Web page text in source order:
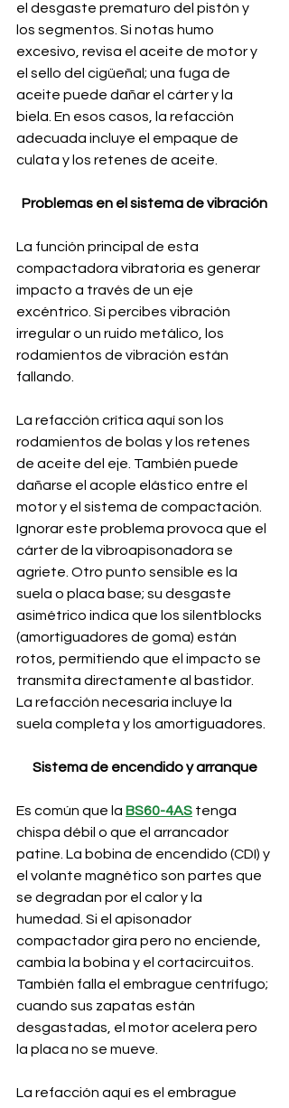
el desgaste prematuro del pistón y
los segmentos. Si notas humo
excesivo, revisa el aceite de motor y
el sello del cigüeñal; una fuga de
aceite puede dañar el cárter y la
biela. En esos casos, la refacción
adecuada incluye el empaque de
culata y los retenes de aceite.
Problemas en el sistema de vibración
La función principal de esta
compactadora vibratoria es generar
impacto a través de un eje
excéntrico. Si percibes vibración
irregular o un ruido metálico, los
rodamientos de vibración están
fallando.
La refacción crítica aquí son los
rodamientos de bolas y los retenes
de aceite del eje. También puede
dañarse el acople elástico entre el
motor y el sistema de compactación.
Ignorar este problema provoca que el
cárter de la vibroapisonadora se
agriete. Otro punto sensible es la
suela o placa base; su desgaste
asimétrico indica que los silentblocks
(amortiguadores de goma) están
rotos, permitiendo que el impacto se
transmita directamente al bastidor.
La refacción necesaria incluye la
suela completa y los amortiguadores.
Sistema de encendido y arranque
Es común que la BS60-4AS tenga
chispa débil o que el arrancador
patine. La bobina de encendido (CDI) y
el volante magnético son partes que
se degradan por el calor y la
humedad. Si el apisonador
compactador gira pero no enciende,
cambia la bobina y el cortacircuitos.
También falla el embrague centrífugo;
cuando sus zapatas están
desgastadas, el motor acelera pero
la placa no se mueve.
La refacción aquí es el embrague